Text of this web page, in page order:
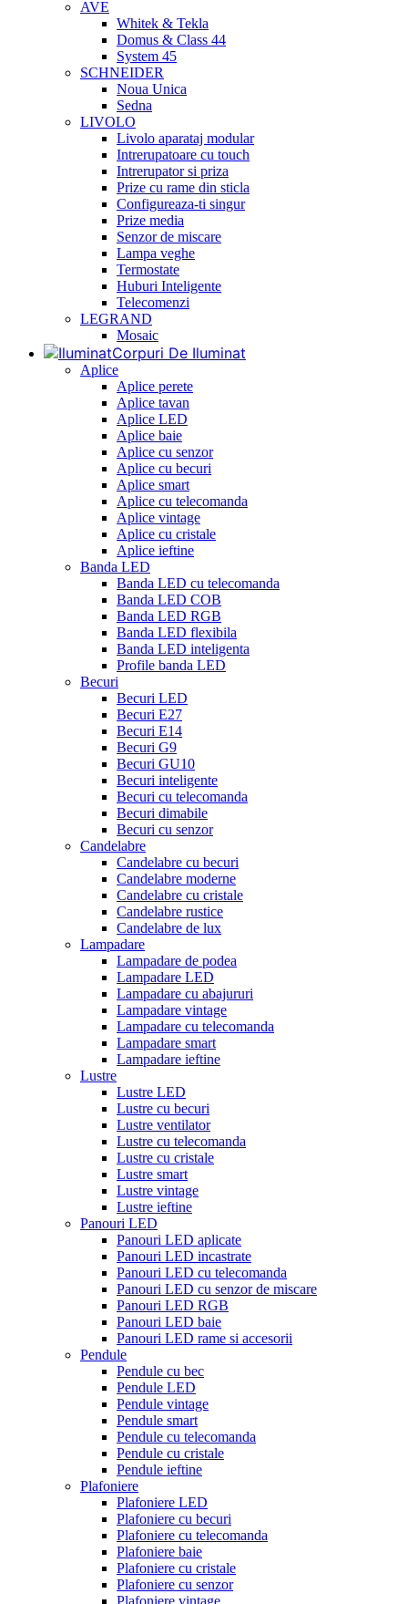
AVE
Whitek & Tekla
Domus & Class 44
System 45
SCHNEIDER
Noua Unica
Sedna
LIVOLO
Livolo aparataj modular
Intrerupatoare cu touch
Intrerupator si priza
Prize cu rame din sticla
Configureaza-ti singur
Prize media
Senzor de miscare
Lampa veghe
Termostate
Huburi Inteligente
Telecomenzi
LEGRAND
Mosaic
Corpuri De Iluminat
Aplice
Aplice perete
Aplice tavan
Aplice LED
Aplice baie
Aplice cu senzor
Aplice cu becuri
Aplice smart
Aplice cu telecomanda
Aplice vintage
Aplice cu cristale
Aplice ieftine
Banda LED
Banda LED cu telecomanda
Banda LED COB
Banda LED RGB
Banda LED flexibila
Banda LED inteligenta
Profile banda LED
Becuri
Becuri LED
Becuri E27
Becuri E14
Becuri G9
Becuri GU10
Becuri inteligente
Becuri cu telecomanda
Becuri dimabile
Becuri cu senzor
Candelabre
Candelabre cu becuri
Candelabre moderne
Candelabre cu cristale
Candelabre rustice
Candelabre de lux
Lampadare
Lampadare de podea
Lampadare LED
Lampadare cu abajururi
Lampadare vintage
Lampadare cu telecomanda
Lampadare smart
Lampadare ieftine
Lustre
Lustre LED
Lustre cu becuri
Lustre ventilator
Lustre cu telecomanda
Lustre cu cristale
Lustre smart
Lustre vintage
Lustre ieftine
Panouri LED
Panouri LED aplicate
Panouri LED incastrate
Panouri LED cu telecomanda
Panouri LED cu senzor de miscare
Panouri LED RGB
Panouri LED baie
Panouri LED rame si accesorii
Pendule
Pendule cu bec
Pendule LED
Pendule vintage
Pendule smart
Pendule cu telecomanda
Pendule cu cristale
Pendule ieftine
Plafoniere
Plafoniere LED
Plafoniere cu becuri
Plafoniere cu telecomanda
Plafoniere baie
Plafoniere cu cristale
Plafoniere cu senzor